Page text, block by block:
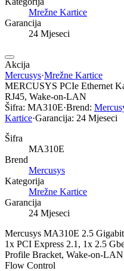
Mrežne Kartice
Garancija
24 Mjeseci
Akcija
Mercusys·Mrežne Kartice
MERCUSYS PCIe Ethernet
RJ45, Wake-on-LAN
Šifra: MA310E·Brend:
Kartice·Garancija: 24 Mjeseci
Šifra
MA310E
Brend
Mercusys
Kategorija
Mrežne Kartice
Garancija
24 Mjeseci
Mercusys MA310E 2.5
1x PCI Express 2.1, 1x 2.5
Profile Bracket, Wake-on-
Flow Control